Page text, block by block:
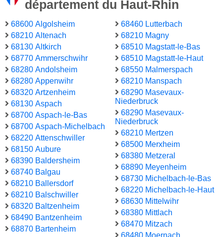
département du Haut-Rhin
68600 Algolsheim
68210 Altenach
68130 Altkirch
68770 Ammerschwihr
68280 Andolsheim
68280 Appenwihr
68320 Artzenheim
68130 Aspach
68700 Aspach-le-Bas
68700 Aspach-Michelbach
68220 Attenschwiller
68150 Aubure
68390 Baldersheim
68740 Balgau
68210 Ballersdorf
68210 Balschwiller
68320 Baltzenheim
68490 Bantzenheim
68870 Bartenheim
68460 Lutterbach
68210 Magny
68510 Magstatt-le-Bas
68510 Magstatt-le-Haut
68550 Malmerspach
68210 Manspach
68290 Masevaux-
Niederbruck
68290 Masevaux-
Niederbruck
68210 Mertzen
68500 Merxheim
68380 Metzeral
68890 Meyenheim
68730 Michelbach-le-Bas
68220 Michelbach-le-Haut
68630 Mittelwihr
68380 Mittlach
68470 Mitzach
68480 Moernach